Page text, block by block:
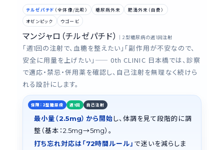
チルゼパチド （全体像/比較） 糖尿病外来
肥満外来（自費）
オゼンピック
ウゴービ
マンジャロ（チルゼパチド） ｜2型糖尿病の週1回注射
「週1回の注射で、血糖を整えたい」「副作用が不安なので、
安全に用量を上げたい」—— 0th CLINIC 日本橋では、診察
で適応・禁忌・併用薬を確認し、自己注射を無理なく続けら
れる設計にします。
保険：2型糖尿病 週1回 自己注射
最小量（2.5mg）から開始し、体調を見て段階的に調
整（基本：2.5mg→5mg）。
打ち忘れ対応は「72時間ルール」 で迷いを減らしま